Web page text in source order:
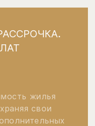
жилья
свои